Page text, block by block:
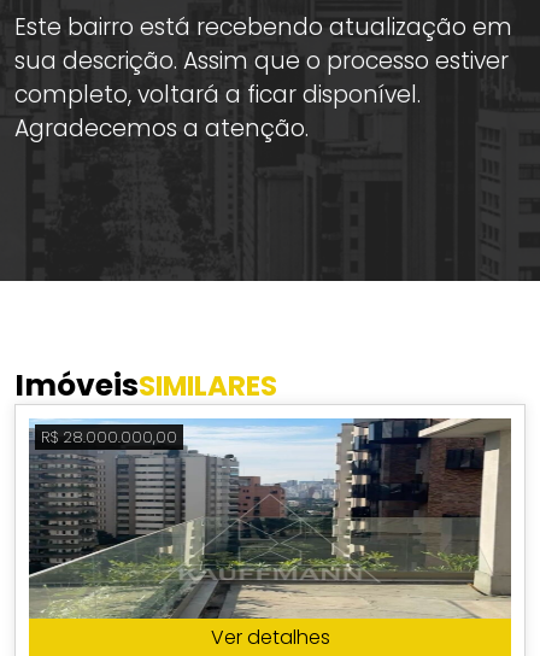
Este bairro está recebendo atualização em
sua descrição. Assim que o processo estiver
completo, voltará a ficar disponível.
Agradecemos a atenção.
ImóveisSIMILARES
R$ 28.000.000,00
Ver detalhes